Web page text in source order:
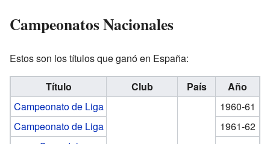
Campeonatos Nacionales
Estos son los títulos que ganó en España:
Título Club País
Año
Campeonato de Liga
1960-61
Campeonato de Liga
1961-62